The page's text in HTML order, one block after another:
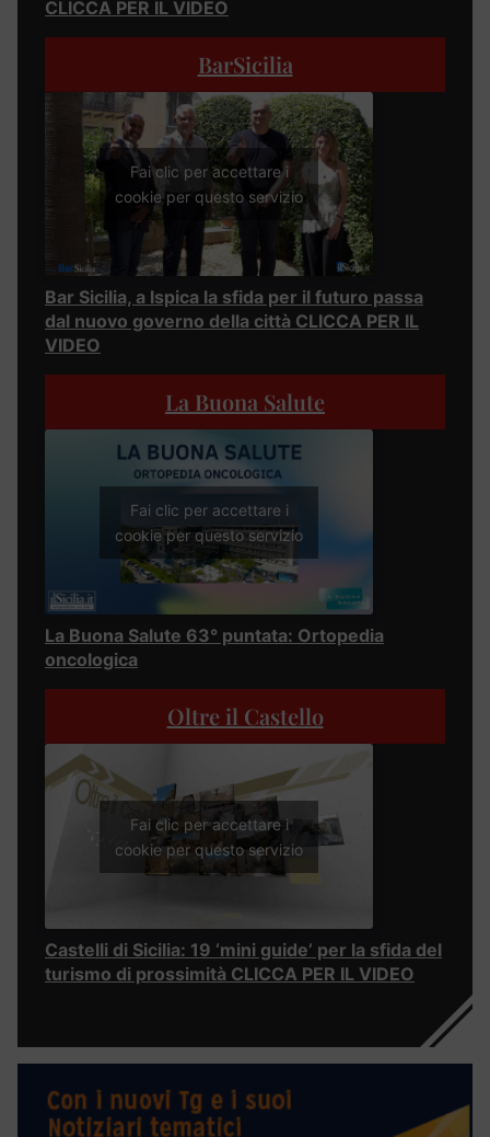
CLICCA PER IL VIDEO
BarSicilia
Fai clic per accettare i
cookie per questo servizio
Bar Sicilia, a Ispica la sfida per il futuro passa
dal nuovo governo della città CLICCA PER IL
VIDEO
La Buona Salute
Fai clic per accettare i
cookie per questo servizio
La Buona Salute 63° puntata: Ortopedia
oncologica
Oltre il Castello
Fai clic per accettare i
cookie per questo servizio
Castelli di Sicilia: 19 ‘mini guide’ per la sfida del
turismo di prossimità CLICCA PER IL VIDEO